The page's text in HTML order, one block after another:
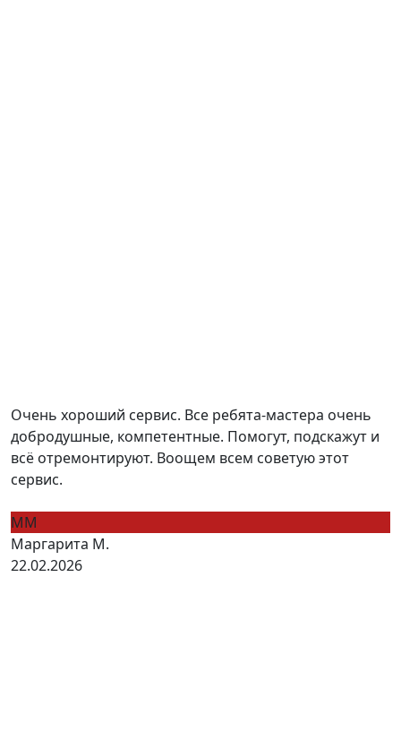
Очень хороший сервис. Все ребята-мастера очень
добродушные, компетентные. Помогут, подскажут и
всё отремонтируют. Воощем всем советую этот
сервис.
ММ
Маргарита М.
22.02.2026